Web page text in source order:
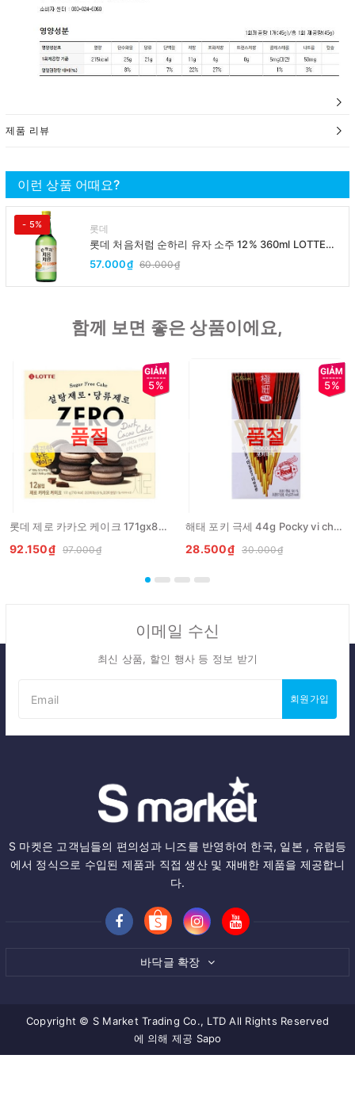
제품 리뷰
이런 상품 어때요?
- 5% 롯데
롯데 처음처럼 순하리 유자 소주 12% 360ml LOTTE
Chumchurum vi thanh yen/cam
57.000₫ 60.000₫
함께 보면 좋은 상품이에요,
5%
품절
롯데 제로 카카오 케이크 171gx8개 LOTTE Banh zero cacao
92.150₫ 97.000₫
5%
품절
해태 포키 극세 44g Pocky vi chocolate
28.500₫ 30.000₫
이메일 수신
최신 상품, 할인 행사 등 정보 받기
회원가입
S 마켓은 고객님들의 편의성과 니즈를 반영하여 한국, 일본 , 유럽등
에서 정식으로 수입된 제품과 직접 생산 및 재배한 제품을 제공합니
다.
바닥글 확장
Copyright © S Market Trading Co., LTD All Rights Reserved
에 의해 제공 Sapo